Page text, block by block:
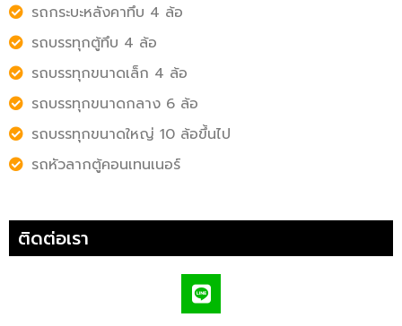
รถกระบะหลังคาทึบ 4 ล้อ
รถบรรทุกตู้ทึบ 4 ล้อ
รถบรรทุกขนาดเล็ก 4 ล้อ
รถบรรทุกขนาดกลาง 6 ล้อ
รถบรรทุกขนาดใหญ่ 10 ล้อขึ้นไป
รถหัวลากตู้คอนเทนเนอร์
ติดต่อเรา